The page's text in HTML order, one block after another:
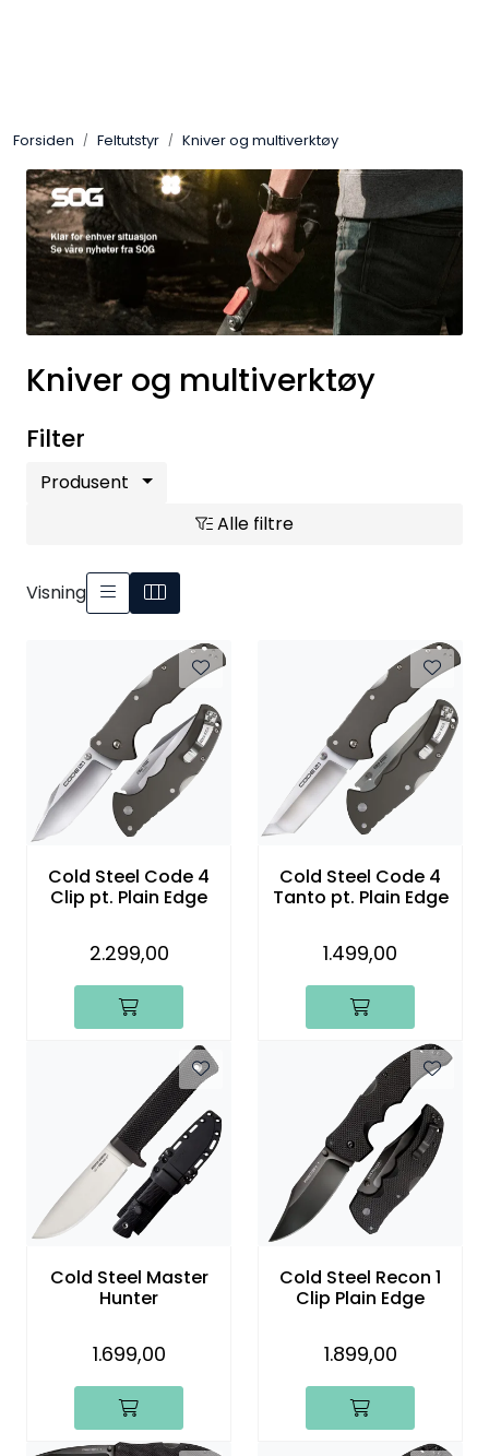
Forsiden Feltutstyr Kniver og multiverktøy
Kniver og multiverktøy
Filter
Produsent
Alle filtre
Visning
Cold Steel Code 4
Clip pt. Plain Edge
2.299,00
Cold Steel Code 4
Tanto pt. Plain Edge
1.499,00
Cold Steel Master
Hunter
1.699,00
Cold Steel Recon 1
Clip Plain Edge
1.899,00
Bekledning
Lys og Lykter
Feltutstyr
Beskyttelsesutstyr
Bagger og sekker
Outlet